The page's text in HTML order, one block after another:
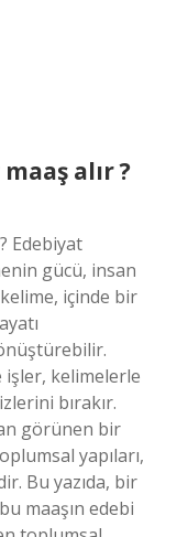
alır ?
Edebiyat
gücü, insan
içinde bir
işler, kelimelerle
bırakır.
görünen bir
yapıları,
Bu yazıda, bir
maaşın edebi